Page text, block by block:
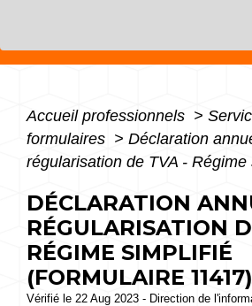
Accueil professionnels >
formulaires > Déclaration
régularisation de TVA - Régime
DÉCLARATION
RÉGULARISATION
RÉGIME SIMPLIFIÉ
(FORMULAIRE 11417)
Vérifié le 22 Aug 2023 - Direction de